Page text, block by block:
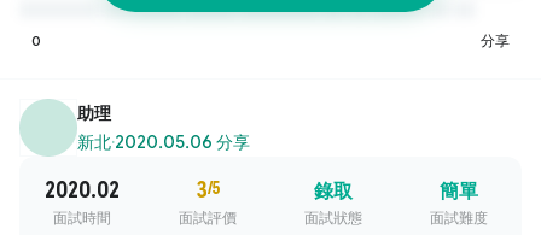
0 分享
助理
新北·2020.05.06 分享
2020.02
面試時間
3/5
面試評價
錄取
面試狀態
簡單
面試難度